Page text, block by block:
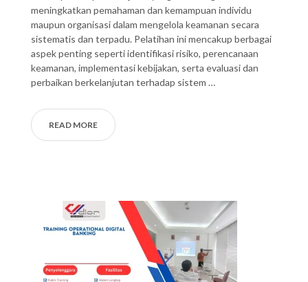
meningkatkan pemahaman dan kemampuan individu
maupun organisasi dalam mengelola keamanan secara
sistematis dan terpadu. Pelatihan ini mencakup berbagai
aspek penting seperti identifikasi risiko, perencanaan
keamanan, implementasi kebijakan, serta evaluasi dan
perbaikan berkelanjutan terhadap sistem …
READ MORE